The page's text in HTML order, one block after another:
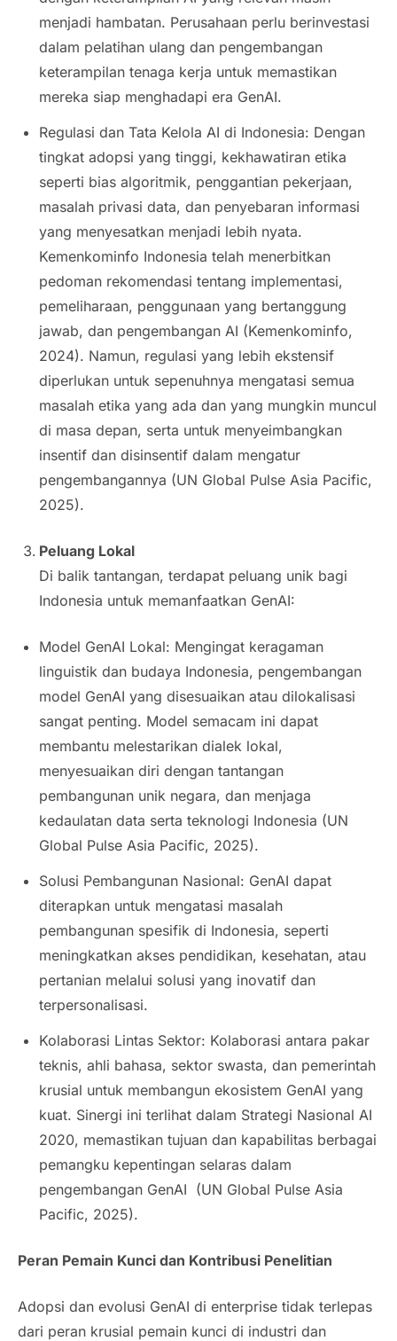
menjadi hambatan. Perusahaan perlu berinvestasi
dalam pelatihan ulang dan pengembangan
keterampilan tenaga kerja untuk memastikan
mereka siap menghadapi era GenAI.
Regulasi dan Tata Kelola AI di Indonesia: Dengan
tingkat adopsi yang tinggi, kekhawatiran etika
seperti bias algoritmik, penggantian pekerjaan,
masalah privasi data, dan penyebaran informasi
yang menyesatkan menjadi lebih nyata.
Kemenkominfo Indonesia telah menerbitkan
pedoman rekomendasi tentang implementasi,
pemeliharaan, penggunaan yang bertanggung
jawab, dan pengembangan AI (Kemenkominfo,
2024). Namun, regulasi yang lebih ekstensif
diperlukan untuk sepenuhnya mengatasi semua
masalah etika yang ada dan yang mungkin muncul
di masa depan, serta untuk menyeimbangkan
insentif dan disinsentif dalam mengatur
pengembangannya (UN Global Pulse Asia Pacific,
2025).
Peluang Lokal
Di balik tantangan, terdapat peluang unik bagi
Indonesia untuk memanfaatkan GenAI:
Model GenAI Lokal: Mengingat keragaman
linguistik dan budaya Indonesia, pengembangan
model GenAI yang disesuaikan atau dilokalisasi
sangat penting. Model semacam ini dapat
membantu melestarikan dialek lokal,
menyesuaikan diri dengan tantangan
pembangunan unik negara, dan menjaga
kedaulatan data serta teknologi Indonesia (UN
Global Pulse Asia Pacific, 2025).
Solusi Pembangunan Nasional: GenAI dapat
diterapkan untuk mengatasi masalah
pembangunan spesifik di Indonesia, seperti
meningkatkan akses pendidikan, kesehatan, atau
pertanian melalui solusi yang inovatif dan
terpersonalisasi.
Kolaborasi Lintas Sektor: Kolaborasi antara pakar
teknis, ahli bahasa, sektor swasta, dan pemerintah
krusial untuk membangun ekosistem GenAI yang
kuat. Sinergi ini terlihat dalam Strategi Nasional AI
2020, memastikan tujuan dan kapabilitas berbagai
pemangku kepentingan selaras dalam
pengembangan GenAI (UN Global Pulse Asia
Pacific, 2025).
Peran Pemain Kunci dan Kontribusi Penelitian
Adopsi dan evolusi GenAI di enterprise tidak terlepas
dari peran krusial pemain kunci di industri dan